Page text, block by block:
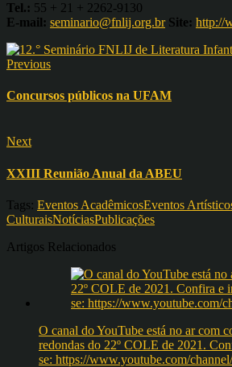
Tel.: 55 + 21 + 2262-9130
E-mail: seminario@fnlij.org.br Site: http://
Previous
Concursos públicos na UFAM
Next
XXIII Reunião Anual da ABEU
Tags: Eventos AcadêmicosEventos
CulturaisNotíciasPublicações
Artigos Relacionados
O canal do YouTube está no ar com
redondas do 22º COLE de 2021.
se: https://www.youtube.com/